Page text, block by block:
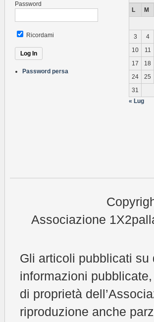
Password
Ricordami
Password persa
L
M
3
4
10
11
17
18
24
25
31
« Lug
Associazione
Gli articoli pubblicati
informazioni
di proprietà
riproduzione anche